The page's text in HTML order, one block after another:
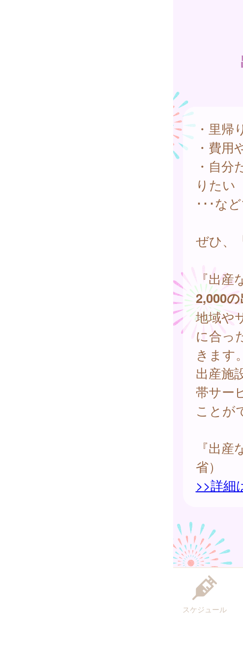
・里帰
・費
・自
りたい
･･･な
ぜひ、
『出
2,000
地域や
に合っ
きます。
出産施
帯サー
ことが
『出
省）
>>詳細
スケジュール